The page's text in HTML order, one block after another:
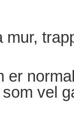
mur,
er
vel